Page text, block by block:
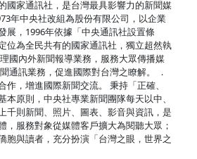
國家通訊社，是台灣最具影響力的新聞媒
年中央社改組為股份有限公司，以企業
展，1996年依據「中央通訊社設置條
位為全民共有的國家通訊社，獨立超然執
國內外新聞報導業務，服務大眾傳播媒
通訊業務，促進國際對台灣之瞭解。 ．
作，增進國際新聞交流。 秉持「正確、
本原則，中央社專業新聞團隊每天以中、
千則新聞、照片、圖表、影音與資訊，是
，服務對象從媒體客戶擴大為閱聽大眾；
胞與讀者，充分扮演「台灣之眼，世界之